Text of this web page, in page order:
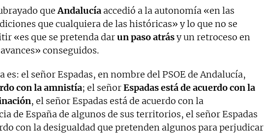
queAndalucía accedió a la autonomía «en las
que cualquiera de las históricas» y lo que no se
«es que se pretenda darun paso atrásy un retroceso en
conseguidos.
es: el señor Espadas, en nombre del PSOE de Andalucía,
con la amnistía; el señorEspadas está de acuerdo con la
, el señor Espadas está de acuerdo con la
de España de algunos de sus territorios, el señor Espadas
con la desigualdad que pretenden algunos para perjudicar